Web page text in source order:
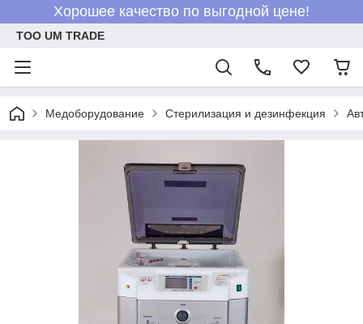
Хорошее качество по выгодной цене!
ТОО UM TRADE
Медоборудование Стерилизация и дезинфекция